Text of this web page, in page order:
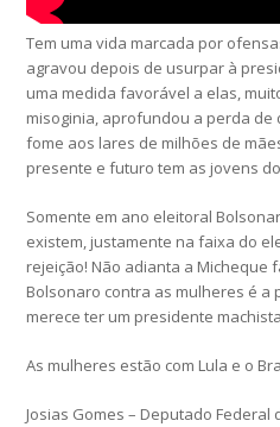
Tem uma vida marcada por
agravou depois de usurpar à
uma medida favorável a elas,
misoginia, aprofundou a perda
fome aos lares de milhões de
presente e futuro tem as jovens
Somente em ano eleitoral
existem, justamente na faixa do
rejeição! Não adianta a Micheque
Bolsonaro contra as mulheres é a
merece ter um presidente
As mulheres estão com Lula e o
Josias Gomes – Deputado Federal